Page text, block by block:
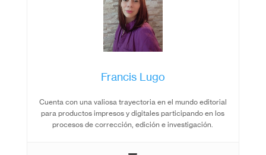
Francis Lugo
Cuenta con una valiosa trayectoria en el mundo editorial
para productos impresos y digitales participando en los
procesos de corrección, edición e investigación.